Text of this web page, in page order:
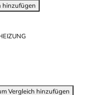
hinzufügen
Vergleich hinzufügen